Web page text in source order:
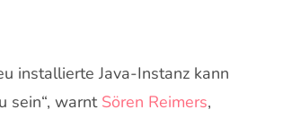
installierte Java-Instanz kann
sein“, warnt Sören Reimers,